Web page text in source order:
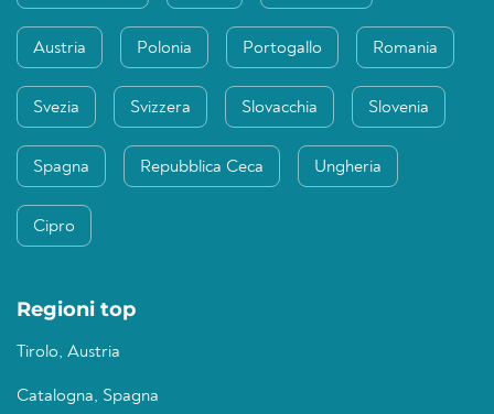
Austria Polonia Portogallo Romania
Svezia Svizzera Slovacchia Slovenia
Spagna Repubblica Ceca Ungheria
Cipro
Regioni top
Tirolo, Austria
Catalogna, Spagna